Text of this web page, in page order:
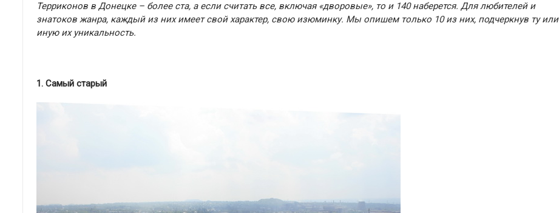
Терриконов в Донецке – более ста, а если считать все, включая «дворовые», то и 140 наберется. Для любителей и
знатоков жанра, каждый из них имеет свой характер, свою изюминку. Мы опишем только 10 из них, подчеркнув ту или
иную их уникальность.
1. Самый старый